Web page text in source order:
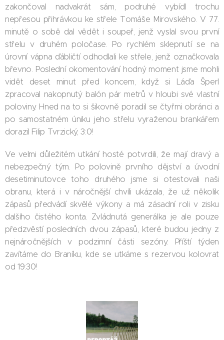
zakončoval nadvakrát sám, podruhé vybídl trochu
nepřesou přihrávkou ke střele Tomáše Mirovského. V 77.
minutě o sobě dal vědět i soupeř, jenž vyslal svou první
střelu v druhém poločase. Po rychlém sklepnutí se na
úrovní vápna ďábličtí odhodlali ke střele, jenž označkovala
břevno. Poslední okomentování hodný moment jsme mohli
vidět deset minut před koncem, když si Láďa Šperl
zpracoval nakopnutý balón pár metrů v hloubi své vlastní
poloviny. Hned na to si šikovně poradil se čtyřmi obránci a
po samostatném úniku jeho střelu vyraženou brankářem
dorazil Filip Tvrzický, 3:0!
Ve velmi důležitém utkání hosté potvrdili, že mají dravý a
nebezpečný tým. Po polovině prvního dějství a úvodní
desetiminutovce toho druhého jsme si otestovali naši
obranu, která i v náročnější chvíli ukázala, že už několik
zápasů předvádí skvělé výkony a má zásadní roli v zisku
dalšího čistého konta. Zvládnutá generálka je ale pouze
předzvěstí posledních dvou zápasů, které budou jedny z
nejnáročnějších v podzimní části sezóny. Příští týden
zavítáme do Braníku, kde se utkáme s rezervou kolovrat
od 19:30!